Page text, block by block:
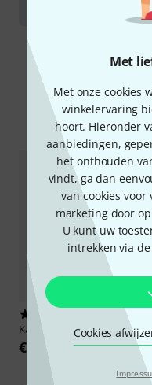
Met
Met onze cookies
winkelervaring
hoort. Hieronder
aanbiedingen,
het onthouden
vindt, ga dan
van cookies
marketing door
U kunt uw
intrekken via
Cookies
Kariso 96 Bb Clarinet Case
€ 165